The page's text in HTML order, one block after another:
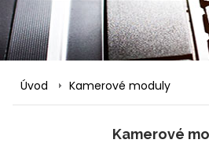
Úvod Kamerové moduly
Kamerové